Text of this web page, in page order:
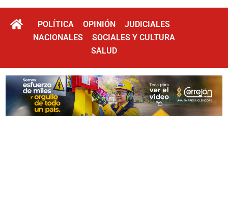
POLÍTICA OPINIÓN
JUDICIALES
NACIONALES
SOCIALES Y CULTURA
SALUD